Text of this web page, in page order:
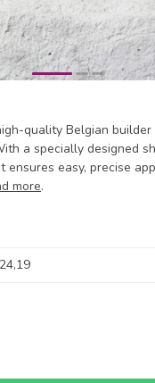
quality Belgian
a specially designed
ensures easy, precise
more.